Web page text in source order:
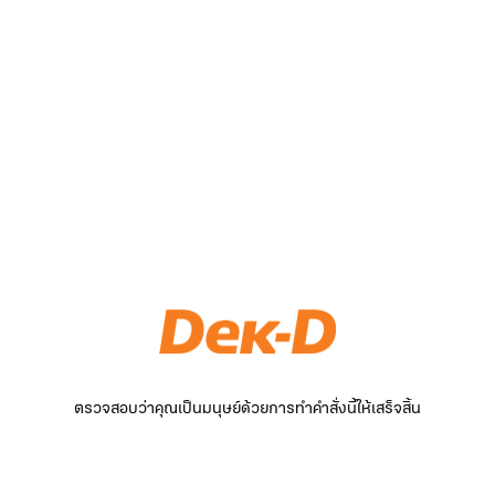
ตรวจสอบว่าคุณเป็นมนุษย์ด้วยการทำคำสั่งนี้ให้เสร็จสิ้น